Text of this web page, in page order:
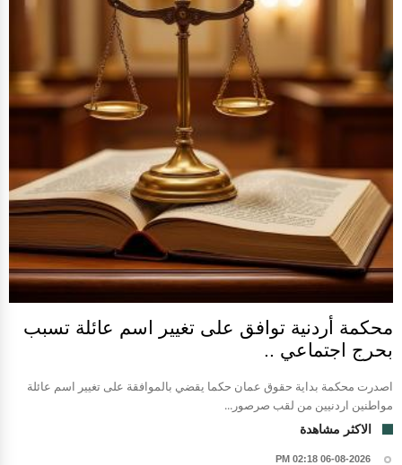
محكمة أردنية توافق على تغيير اسم عائلة تسبب
بحرج اجتماعي ..
اصدرت محكمة بداية حقوق عمان حكما يقضي بالموافقة على تغيير اسم عائلة
مواطنين اردنيين من لقب صرصور...
الاكثر مشاهدة
06-08-2026 02:18 PM